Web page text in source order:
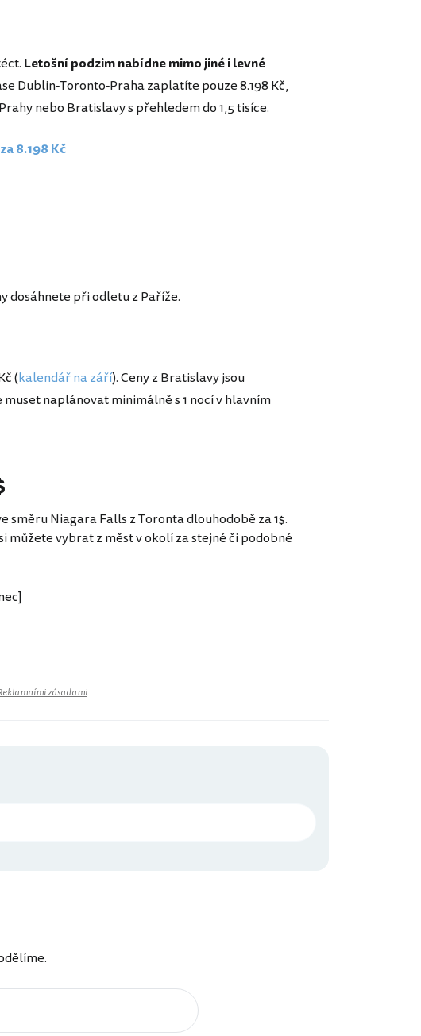
Letošní podzim nabídne mimo jiné i levné
Dublin-Toronto-Praha zaplatíte pouze 8.198 Kč,
nebo Bratislavy s přehledem do 1,5 tisíce.
8.198 Kč
dosáhnete při odletu z Paříže.
(kalendář na září). Ceny z Bratislavy jsou
muset naplánovat minimálně s 1 nocí v hlavním
Niagara Falls z Toronta dlouhodobě za 1$.
můžete vybrat z měst v okolí za stejné či podobné
zásadami.